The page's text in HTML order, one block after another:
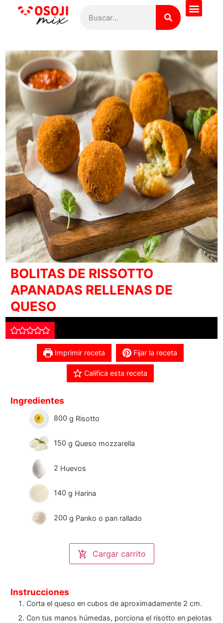
BOLITAS DE RISSOTTO
APANADAS RELLENAS DE
QUESO
Imprimir receta Fijar la receta
Califica esta receta
Ingredientes
800 g Risotto
150 g Queso mozzarella
2 Huevos
140 g Harina
200 g Panko o pan rallado
Cargar carrito
Instrucciones
Corta el queso en cubos de aproximadamente 2 cm.
Con tus manos húmedas, porciona el risotto en pelotas